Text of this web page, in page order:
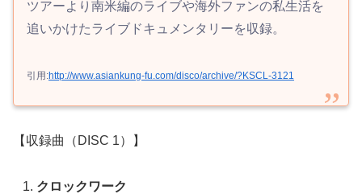
ツアーより南米編のライブや海外ファンの私生活を
追いかけたライブドキュメンタリーを収録。
引用:http://www.asiankung-fu.com/disco/archive/?KSCL-3121
【収録曲（DISC 1）】
クロックワーク